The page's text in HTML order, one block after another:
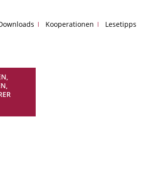
Kooperationen Lesetipps